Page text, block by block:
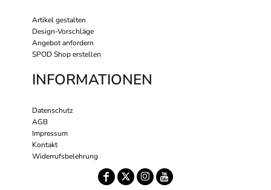
Artikel gestalten
Design-Vorschläge
Angebot anfordern
SPOD Shop erstellen
INFORMATIONEN
Datenschutz
AGB
Impressum
Kontakt
Widerrufsbelehrung